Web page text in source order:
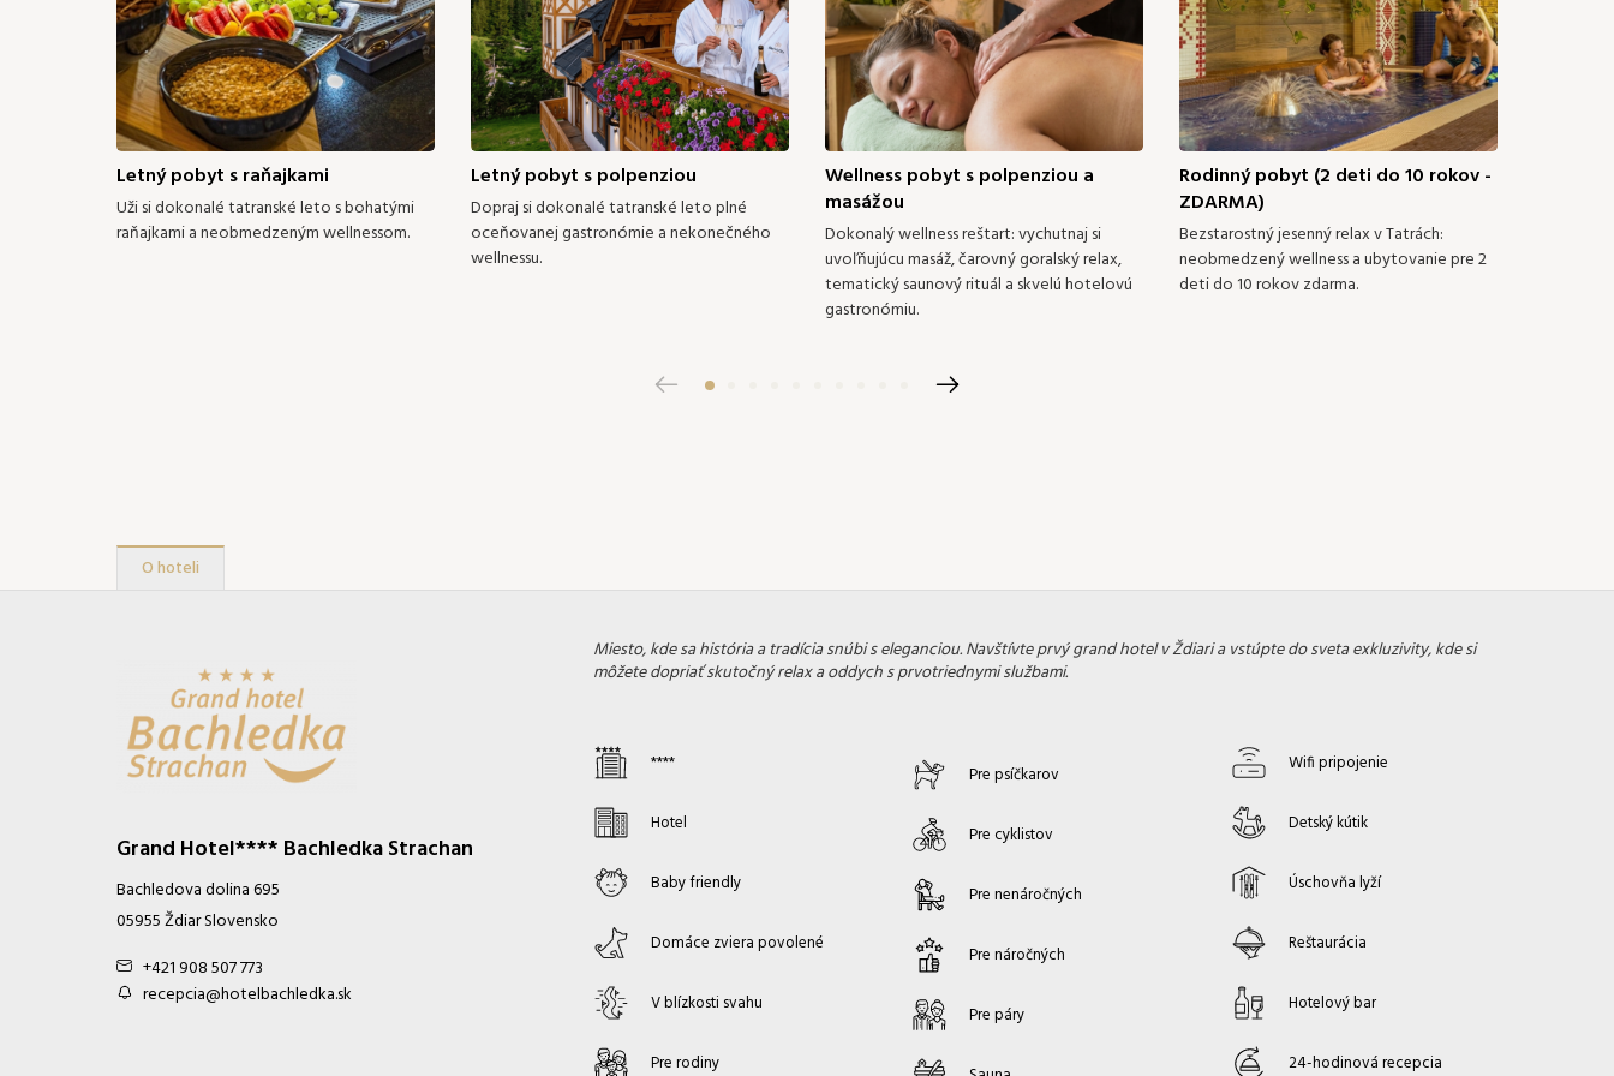
185 € 185 € 167 € 167 € 248 € 158 €
24
167 €
25
167 €
26
167 €
27
167 €
28
176 €
29
185 €
30
149 €
31
149 €
149 € 149 € 149 € 149 € 185 € 185 €
28
158 €
29
158 €
30
158 €
149 € 149 € 149 €
26
158 €
27
158 €
28
203 €
29
176 € 203 €
Pridať izbu
Potvrdiť výber
Letný pobyt s raňajkami
Uži si dokonalé tatranské leto s bohatými
raňajkami a neobmedzeným wellnessom.
Letný pobyt s polpenziou
Dopraj si dokonalé tatranské leto plné
oceňovanej gastronómie a nekonečného
wellnessu.
Wellness pobyt s polpenziou a
masážou
Dokonalý wellness reštart: vychutnaj si
uvoľňujúcu masáž, čarovný goralský relax,
tematický saunový rituál a skvelú hotelovú
gastronómiu.
Rodinný pobyt (2 deti do 10 rokov -
ZDARMA)
Bezstarostný jesenný relax v Tatrách:
neobmedzený wellness a ubytovanie pre 2
deti do 10 rokov zdarma.
O hoteli
Grand Hotel**** Bachledka Strachan
Bachledova dolina 695
05955 Ždiar Slovensko
+421 908 507 773
recepcia@hotelbachledka.sk
Miesto, kde sa história a tradícia snúbi s eleganciou. Navštívte prvý grand hotel v Ždiari a vstúpte do sveta exkluzivity, kde si
môžete dopriať skutočný relax a oddych s prvotriednymi službami.
****
Hotel
Baby friendly
Domáce zviera povolené
V blízkosti svahu
Pre rodiny
Pre psíčkarov
Pre cyklistov
Pre nenáročných
Pre náročných
Pre páry
Wifi pripojenie
Detský kútik
Úschovňa lyží
Reštaurácia
Hotelový bar
24-hodinová recepcia